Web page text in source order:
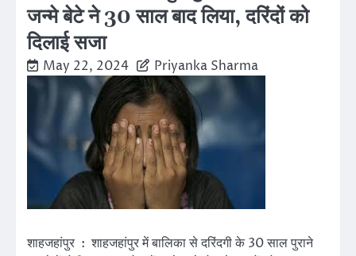
जन्मे बेटे ने 30 साल बाद लिया, दरिंदों को
दिलाई सजा
May 22, 2024 Priyanka Sharma
शाहजहांपुर : शाहजहांपुर में बालिका से दरिंदगी के 30 साल पुराने